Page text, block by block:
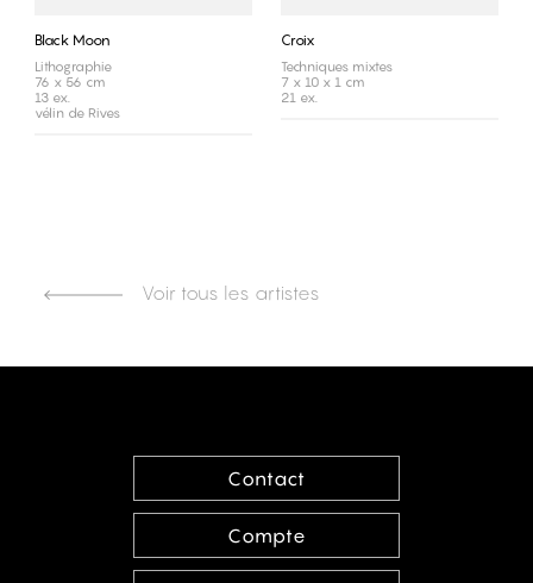
Black Moon
Lithographie
76 x 56 cm
13 ex.
vélin de Rives
Croix
Techniques mixtes
7 x 10 x 1 cm
21 ex.
Voir tous les artistes
Contact
Compte